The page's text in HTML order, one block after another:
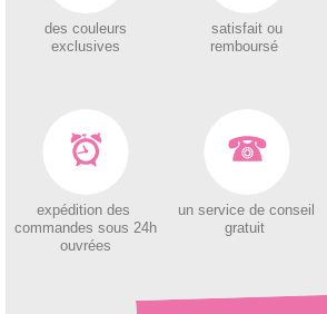
des couleurs
exclusives
satisfait ou
remboursé
expédition des
commandes sous 24h
ouvrées
un service de conseil
gratuit